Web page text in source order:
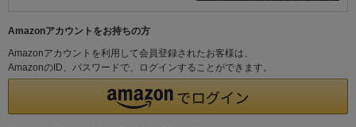
Amazonアカウントをお持ちの方
Amazonアカウントを利用して会員登録されたお客様は、
AmazonのID、パスワードで、ログインすることができます。